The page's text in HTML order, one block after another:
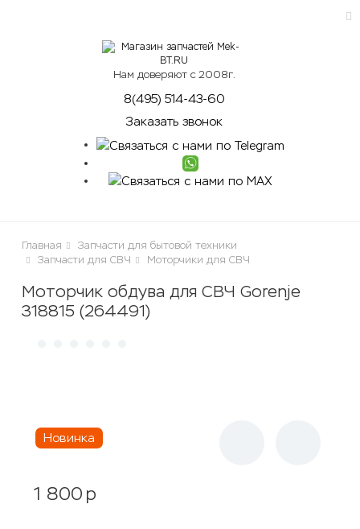
Нам доверяют с 2008г.
8(495) 514-43-60
Заказать звонок
Главная
Запчасти для бытовой техники
Запчасти для СВЧ
Моторчики для СВЧ
Моторчик обдува для СВЧ Gorenje
318815 (264491)
Новинка
1 800 p